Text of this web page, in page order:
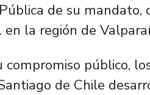
de su mandato,
en la región de
compromiso público,
de Chile